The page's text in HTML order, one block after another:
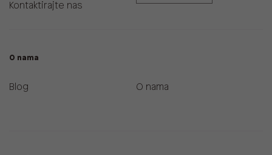
Kontaktirajte nas
O nama
Blog O nama